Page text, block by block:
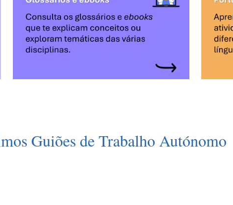
Guiões de Trabalho Autónomo